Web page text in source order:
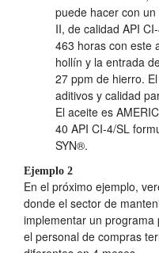
puede hacer con
II, de calidad API
463 horas con este
hollín y la entrada
27 ppm de hierro.
aditivos y calidad
El aceite es
40 API CI-4/SL
SYN®.
Ejemplo 2
En el próximo ejemplo,
donde el sector de
implementar un
el personal de compras